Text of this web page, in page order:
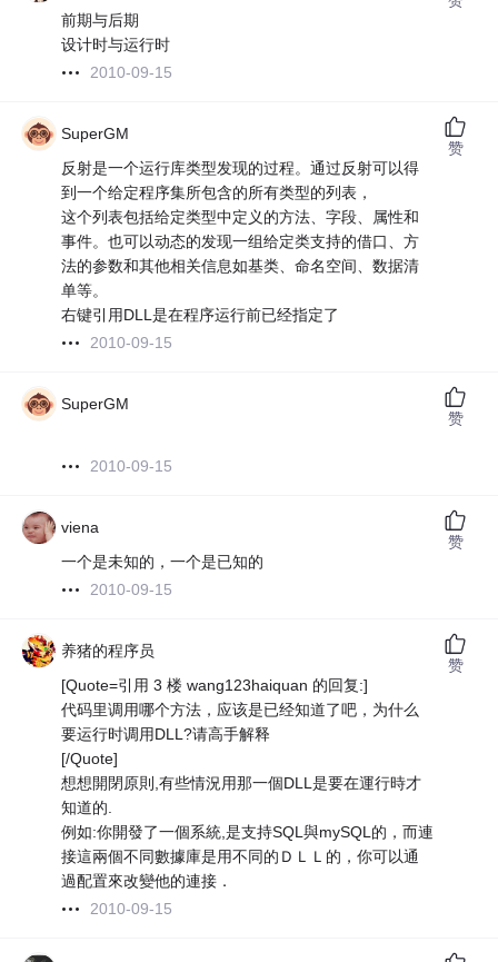
前期与后期
设计时与运行时
2010-09-15
SuperGM
反射是一个运行库类型发现的过程。通过反射可以得
到一个给定程序集所包含的所有类型的列表，
这个列表包括给定类型中定义的方法、字段、属性和
事件。也可以动态的发现一组给定类支持的借口、方
法的参数和其他相关信息如基类、命名空间、数据清
单等。
右键引用DLL是在程序运行前已经指定了
2010-09-15
赞
SuperGM
2010-09-15
赞
viena
一个是未知的，一个是已知的
2010-09-15
赞
养猪的程序员
[Quote=引用 3 楼 wang123haiquan 的回复:]
代码里调用哪个方法，应该是已经知道了吧，为什么
要运行时调用DLL?请高手解释
[/Quote]
想想開閉原則,有些情況用那一個DLL是要在運行時才
知道的.
例如:你開發了一個系統,是支持SQL與mySQL的，而連
接這兩個不同數據庫是用不同的ＤＬＬ的，你可以通
過配置來改變他的連接．
2010-09-15
赞